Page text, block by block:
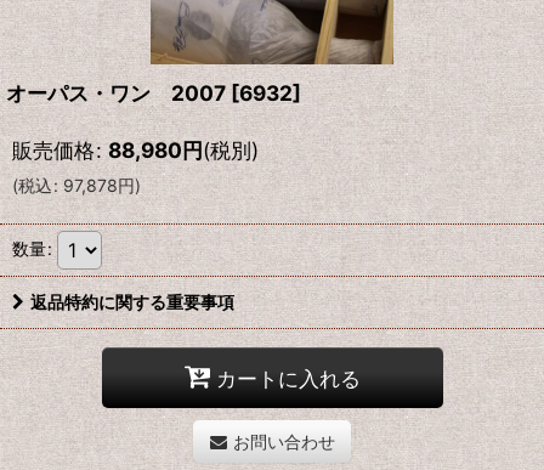
オーパス・ワン 2007 [6932]
販売価格: 88,980円(税別)
(税込: 97,878円)
数量:
返品特約に関する重要事項
カートに入れる
お問い合わせ